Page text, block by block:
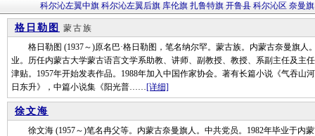
科尔沁左翼中旗 科尔沁左翼后旗 库伦旗 扎鲁特旗 开鲁县 科尔沁区 奈曼旗
格日勒图
蒙古族
格日勒图 (1937～)原名巴·格日勒图，笔名纳尔罕。蒙古族。内蒙古奈曼旗人
业。历任内蒙古大学蒙古语言文学系助教、讲师、副教授、教授、系副主任及主
津贴。1957年开始发表作品。1988年加入中国作家协会。著有长篇小说《气吞山
日东升》，中篇小说集《阳光普……[详细]
徐文海
徐文海 (1957～)笔名冉父等。内蒙古奈曼旗人。中共党员。1982年毕业于内